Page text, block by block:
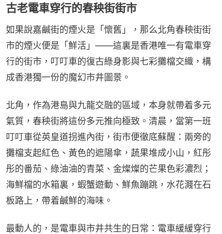
古老電車穿行的春秧街街市
如果說嘉鹹街的煙火是「懷舊」，那么北角春秧街街
市的煙火便是「鮮活」——這裏是香港唯一有電車穿
行的街市，叮叮車的復古綠身影與七彩攤檔交織，構
成香港獨一份的魔幻市井圖景。
北角，作為港島與九龍交融的區域，本身就帶着多元
氣質，春秧街將這份多元推向極致。清晨，當第一班
叮叮車從英皇道拐進內街，街市便徹底蘇醒：兩旁的
攤檔支起紅色、黃色的遮陽傘，蔬果堆成小山，紅彤
彤的番茄、綠油油的青菜、金燦燦的芒果色彩濃烈；
海鮮檔的水箱裏，蝦蟹遊動、鮮魚蹦跳，水花濺在石
板路上，帶着鹹鮮的海味。
最動人的，是電車與市井共生的日常：電車緩緩穿行